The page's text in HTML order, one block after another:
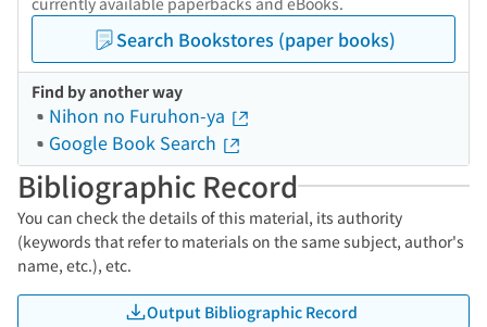
Search Bookstores (paper books)
Find by another way
Nihon no Furuhon-ya
Google Book Search
Bibliographic Record
You can check the details of this material, its authority
(keywords that refer to materials on the same subject, author's
name, etc.), etc.
Output Bibliographic Record